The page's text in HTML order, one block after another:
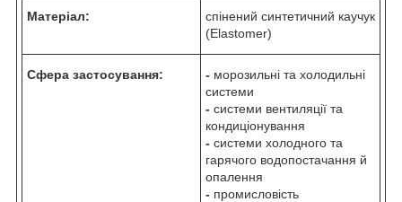
Матеріал:
спінений синтетичний каучук
(Elastomer)
Сфера застосування: - морозильні та холодильні
системи
- системи вентиляції та
кондиціонування
- системи холодного та
гарячого водопостачання й
опалення
- промисловість